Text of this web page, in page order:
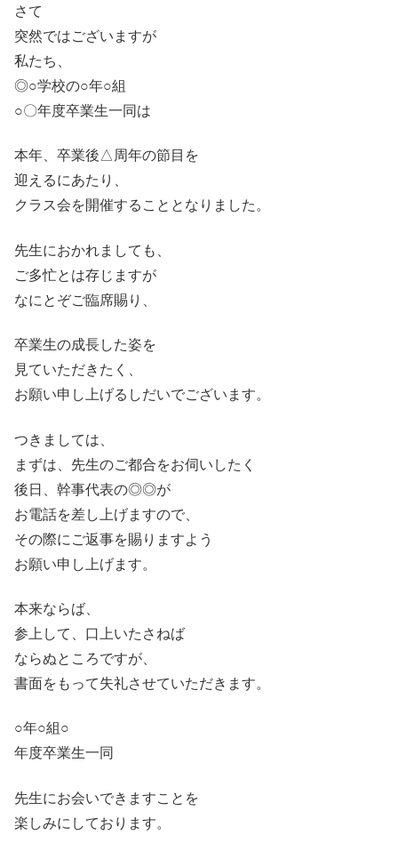
さて
突然ではございますが
私たち、
◎○学校の○年○組
○〇年度卒業生一同は
本年、卒業後△周年の節目を
迎えるにあたり、
クラス会を開催することとなりました。
先生におかれましても、
ご多忙とは存じますが
なにとぞご臨席賜り、
卒業生の成長した姿を
見ていただきたく、
お願い申し上げるしだいでございます。
つきましては、
まずは、先生のご都合をお伺いしたく
後日、幹事代表の◎◎が
お電話を差し上げますので、
その際にご返事を賜りますよう
お願い申し上げます。
本来ならば、
参上して、口上いたさねば
ならぬところですが、
書面をもって失礼させていただきます。
○年○組○
年度卒業生一同
先生にお会いできますことを
楽しみにしております。